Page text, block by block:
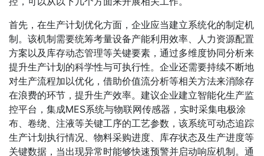
首先，在生产计划优化方面，企业应当建立系统化的制定机
制。该机制需要统筹考量设备产能利用效率、人力资源配置
方案以及库存动态管理等关键要素，通过多维度协同分析来
提升生产计划的科学性与可执行性。企业还需要持续不断地
对生产流程加以优化，借助价值流分析等相关方法来消除存
在浪费的环节，提升生产效率。建议企业建立智能化生产监
控平台，集成MES系统与物联网传感器，实时采集电极涂
布、卷绕、注液等关键工序的工艺参数，该系统可动态追踪
生产计划执行情况、物料采购进度、库存状态及生产进度等
关键数据，当出现异常时能够快速预警并启动响应机制。通